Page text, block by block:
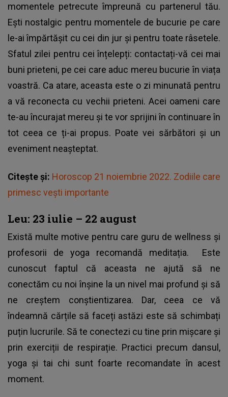
momentele petrecute împreună cu partenerul tău.
Ești nostalgic pentru momentele de bucurie pe care
le-ai împărtășit cu cei din jur și pentru toate râsetele.
Sfatul zilei pentru cei înțelepți: contactați-vă cei mai
buni prieteni, pe cei care aduc mereu bucurie în viața
voastră. Ca atare, aceasta este o zi minunată pentru
a vă reconecta cu vechii prieteni. Acei oameni care
te-au încurajat mereu și te vor sprijini în continuare în
tot ceea ce ți-ai propus. Poate vei sărbători și un
eveniment neașteptat.
Citește și: Horoscop 21 noiembrie 2022. Zodiile care
primesc vești importante
Leu: 23 iulie – 22 august
Există multe motive pentru care guru de wellness și
profesorii de yoga recomandă meditația. Este
cunoscut faptul că aceasta ne ajută să ne
conectăm cu noi înșine la un nivel mai profund și să
ne creștem conștientizarea. Dar, ceea ce vă
îndeamnă cărțile să faceți astăzi este să schimbați
puțin lucrurile. Să te conectezi cu tine prin mișcare și
prin exerciții de respirație. Practici precum dansul,
yoga și tai chi sunt foarte recomandate în acest
moment.